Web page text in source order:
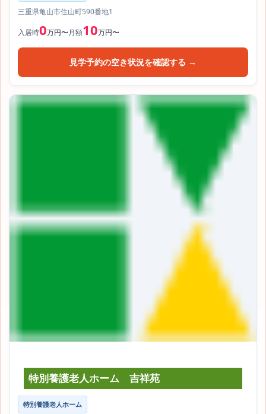
三重県亀山市住山町590番地1
入居時0万円〜月額10万円〜
見学予約の空き状況を確認する →
特別養護老人ホーム 吉祥苑
特別養護老人ホーム